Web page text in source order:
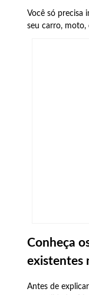
Você só precisa
seu carro, moto,
Conheça
existentes
Antes de